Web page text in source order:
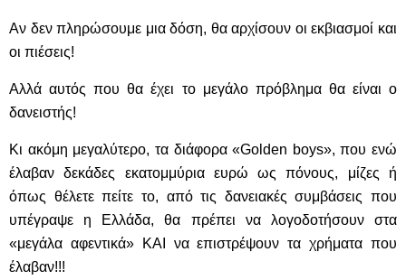
Αν δεν πληρώσουμε μια δόση, θα αρχίσουν οι εκβιασμοί και
οι πιέσεις!
Αλλά αυτός που θα έχει το μεγάλο πρόβλημα θα είναι ο
δανειστής!
Κι ακόμη μεγαλύτερο, τα διάφορα «Golden boys», που ενώ
έλαβαν δεκάδες εκατομμύρια ευρώ ως πόνους, μίζες ή
όπως θέλετε πείτε το, από τις δανειακές συμβάσεις που
υπέγραψε η Ελλάδα, θα πρέπει να λογοδοτήσουν στα
«μεγάλα αφεντικά» ΚΑΙ να επιστρέψουν τα χρήματα που
έλαβαν!!!